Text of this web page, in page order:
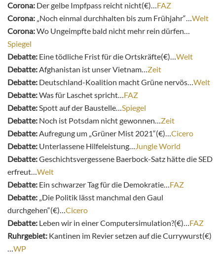
Corona: Der gelbe Impfpass reicht nicht(€)…FAZ
Corona: „Noch einmal durchhalten bis zum Frühjahr“…Welt
Corona:Wo Ungeimpfte bald nicht mehr rein dürfen…
Spiegel
Debatte: Eine tödliche Frist für die Ortskräfte(€)…Welt
Debatte:Afghanistan ist unser Vietnam…Zeit
Debatte: Deutschland-Koalition macht Grüne nervös…Welt
Debatte:Was für Laschet spricht…FAZ
Debatte:Spott auf der Baustelle…Spiegel
Debatte: Noch ist Potsdam nicht gewonnen…Zeit
Debatte:Aufregung um „Grüner Mist 2021“(€)…Cicero
Debatte: Unterlassene Hilfeleistung…Jungle World
Debatte:Geschichtsvergessene Baerbock-Satz hätte die SED
erfreut…Welt
Debatte: Ein schwarzer Tag für die Demokratie…FAZ
Debatte: „Die Politik lässt manchmal den Gaul
durchgehen“(€)…Cicero
Debatte: Leben wir in einer Computersimulation?(€)…FAZ
Ruhrgebiet: Kantinen im Revier setzen auf die Currywurst(€)
…WP